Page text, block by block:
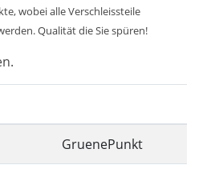
wobei alle Verschleissteile
Qualität die Sie spüren!
GruenePunkt